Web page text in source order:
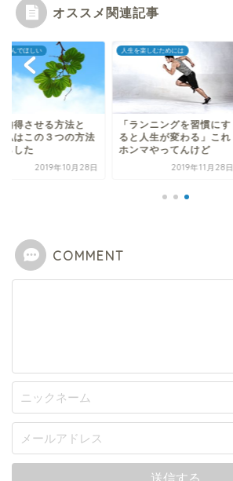
オススメ関連記事
楽しむためには
ンニングを習慣にす
人生が変わる」これ
マやってんけど
2019年11月28日
ブログ
【祝！100記事更新】こ
れまで続ける事ができた
そのワケとは？！ブロ...
2018年10月10日
COMMENT